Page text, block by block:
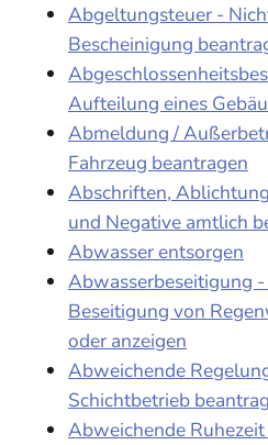
Abgeltungsteuer -
Bescheinigung
Aufteilung eines
Abmeldung /
Fahrzeug beantragen
Abschriften,
und Negative amtlich
Abwasser entsorgen
Abwasserbeseitigung
Beseitigung von
oder anzeigen
Abweichende
Schichtbetrieb
Abweichende